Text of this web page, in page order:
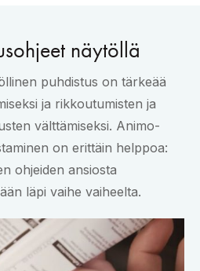
näytöllä
puhdistus on tärkeää
ja rikkoutumisten ja
välttämiseksi. Animo-
on erittäin helppoa:
ohjeiden ansiosta
läpi vaihe vaiheelta.